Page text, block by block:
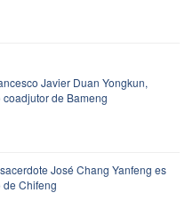
Javier Duan Yongkun,
de Bameng
José Chang Yanfeng es
Chifeng